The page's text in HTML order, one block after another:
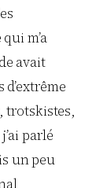
m’a
avait
trotskistes,
parlé
un peu